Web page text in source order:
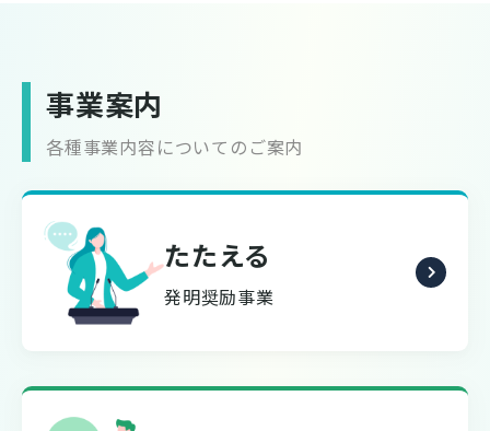
事業案内
各種事業内容についてのご案内
たたえる
発明奨励事業